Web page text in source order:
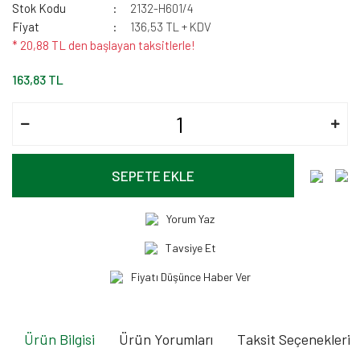
Stok Kodu
2132-H601/4
Fiyat
136,53 TL + KDV
* 20,88 TL den başlayan taksitlerle!
163,83 TL
SEPETE EKLE
Yorum Yaz
Tavsiye Et
Fiyatı Düşünce Haber Ver
Ürün Bilgisi Ürün Yorumları Taksit Seçenekleri